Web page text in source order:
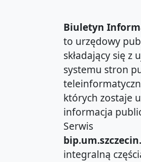
Biuletyn
to urzędowy
składający się z
systemu stron
których zostaje
informacja
Serwis
integralną